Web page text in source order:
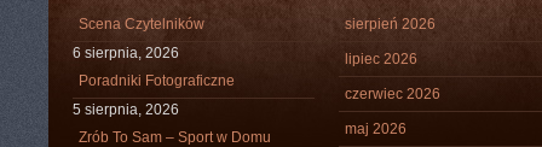
Scena Czytelników
6 sierpnia, 2026
Poradniki Fotograficzne
5 sierpnia, 2026
Zrób To Sam – Sport w Domu
sierpień 2026
lipiec 2026
czerwiec 2026
maj 2026